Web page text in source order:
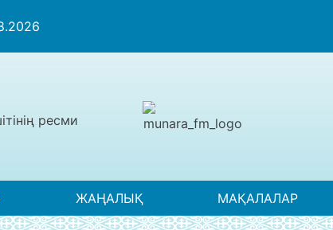
ресми
ЖАҢАЛЫҚ МАҚАЛАЛАР